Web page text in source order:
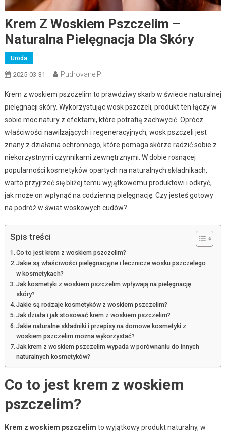
Krem Z Woskiem Pszczelim –
Naturalna Pielęgnacja Dla Skóry
Uroda
2025-03-31 Pudrovane.pl
Krem z woskiem pszczelim to prawdziwy skarb w świecie naturalnej
pielęgnacji skóry. Wykorzystując wosk pszczeli, produkt ten łączy w
sobie moc natury z efektami, które potrafią zachwycić. Oprócz
właściwości nawilżających i regeneracyjnych, wosk pszczeli jest
znany z działania ochronnego, które pomaga skórze radzić sobie z
niekorzystnymi czynnikami zewnętrznymi. W dobie rosnącej
popularności kosmetyków opartych na naturalnych składnikach,
warto przyjrzeć się bliżej temu wyjątkowemu produktowi i odkryć,
jak może on wpłynąć na codzienną pielęgnację. Czy jesteś gotowy
na podróż w świat woskowych cudów?
Spis treści
Co to jest krem z woskiem pszczelim?
Jakie są właściwości pielęgnacyjne i lecznicze wosku pszczelego
w kosmetykach?
Jak kosmetyki z woskiem pszczelim wpływają na pielęgnację
skóry?
Jakie są rodzaje kosmetyków z woskiem pszczelim?
Jak działa i jak stosować krem z woskiem pszczelim?
Jakie naturalne składniki i przepisy na domowe kosmetyki z
woskiem pszczelim można wykorzystać?
Jak krem z woskiem pszczelim wypada w porównaniu do innych
naturalnych kosmetyków?
Co to jest krem z woskiem
pszczelim?
Krem z woskiem pszczelim to wyjątkowy produkt naturalny, w